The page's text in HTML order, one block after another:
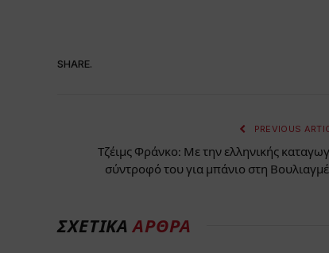
SHARE.
PREVIOUS
Τζέιμς Φράνκο: Με την ελληνικής
σύντροφό του για μπάνιο στη
ΣΧΕΤΙΚΑΑΡΘΡΑ